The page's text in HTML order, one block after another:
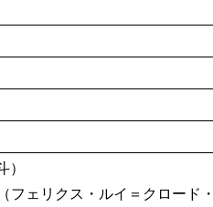
）
フェリクス・ルイ＝クロード